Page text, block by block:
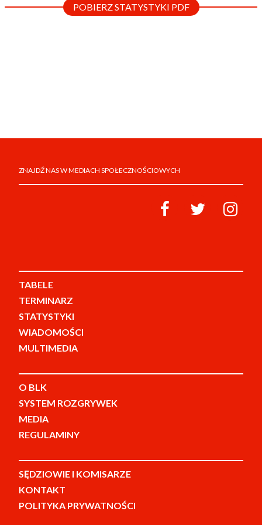
POBIERZ STATYSTYKI PDF
ZNAJDŹ NAS W MEDIACH SPOŁECZNOŚCIOWYCH
TABELE
TERMINARZ
STATYSTYKI
WIADOMOŚCI
MULTIMEDIA
O BLK
SYSTEM ROZGRYWEK
MEDIA
REGULAMINY
SĘDZIOWIE I KOMISARZE
KONTAKT
POLITYKA PRYWATNOŚCI